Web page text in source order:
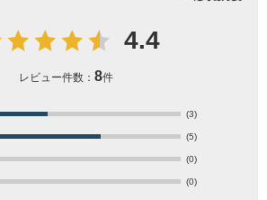
4.4
レビュー件数： 8件
(3)
(5)
(0)
(0)